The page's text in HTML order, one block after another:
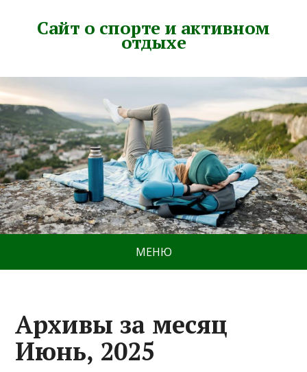
Сайт о спорте и активном
отдыхе
МЕНЮ
Архивы за месяц
Июнь, 2025